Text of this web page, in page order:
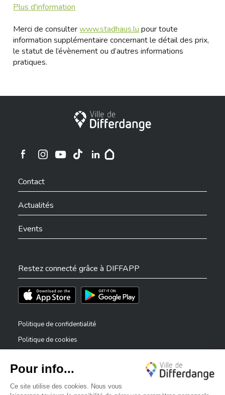
Plus d'information
Merci de consulterwww.stadhaus.lu pour toute
information supplémentaire concernant le détail des prix,
le statut de l’évènement ou d’autres informations
pratiques.
Ville de Differdange
Ville de Differdange sur Instagram
Contact
Actualités
Events
Restez connecté grâce à DIFFAPP
Téléchargez l'app sur l'App StoreTéléchargez l'app sur Play Store
Politique de confidentialité
Politique de cookies
Déclaration d’accessibilité
Dispositif de signalement — lanceurs d’alerte
✕